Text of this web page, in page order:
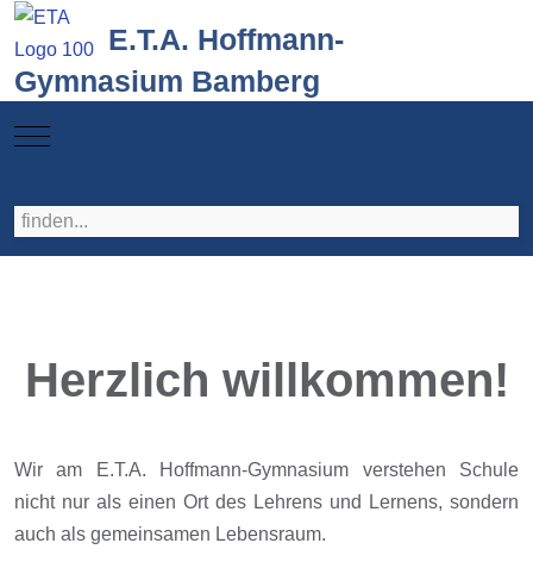
E.T.A. Hoffmann-
Gymnasium Bamberg
Mobile Menu Toggle
Herzlich willkommen!
Wir am E.T.A. Hoffmann-Gymnasium verstehen Schule
nicht nur als einen Ort des Lehrens und Lernens, sondern
auch als gemeinsamen Lebensraum.